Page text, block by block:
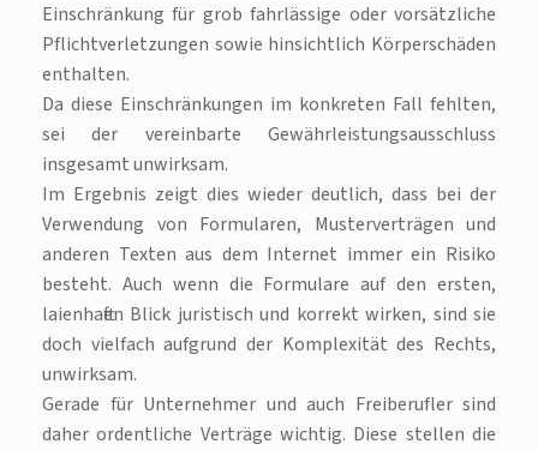
Einschränkung für grob fahrlässige oder vorsätzliche
Pflichtverletzungen sowie hinsichtlich Körperschäden
enthalten.
Da diese Einschränkungen im konkreten Fall fehlten,
sei der vereinbarte Gewährleistungsausschluss
insgesamt unwirksam.
Im Ergebnis zeigt dies wieder deutlich, dass bei der
Verwendung von Formularen, Musterverträgen und
anderen Texten aus dem Internet immer ein Risiko
besteht. Auch wenn die Formulare auf den ersten,
laienhaften Blick juristisch und korrekt wirken, sind sie
doch vielfach aufgrund der Komplexität des Rechts,
unwirksam.
Gerade für Unternehmer und auch Freiberufler sind
daher ordentliche Verträge wichtig. Diese stellen die